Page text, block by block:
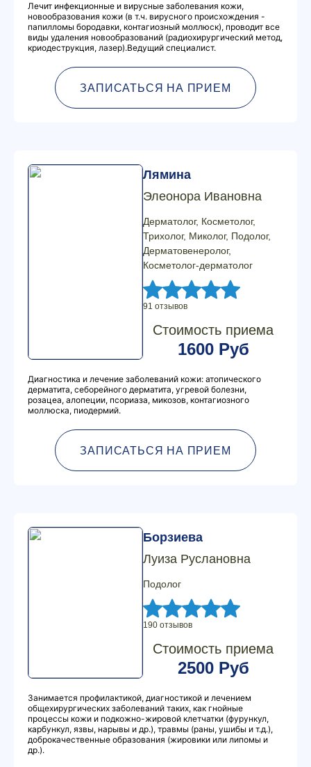
Лечит инфекционные и вирусные заболевания кожи,
новообразования кожи (в т.ч. вирусного происхождения -
папилломы бородавки, контагиозный моллюск), проводит все
виды удаления новообразований (радиохирургический метод,
криодеструкция, лазер).Ведущий специалист.
ЗАПИСАТЬСЯ НА ПРИЕМ
Лямина
Элеонора Ивановна
Дерматолог, Косметолог,
Трихолог, Миколог, Подолог,
Дерматовенеролог,
Косметолог-дерматолог
91 отзывов
Стоимость приема
1600 Руб
Диагностика и лечение заболеваний кожи: атопического
дерматита, себорейного дерматита, угревой болезни,
розацеа, алопеции, псориаза, микозов, контагиозного
моллюска, пиодермий.
ЗАПИСАТЬСЯ НА ПРИЕМ
Борзиева
Луиза Руслановна
Подолог
190 отзывов
Стоимость приема
2500 Руб
Занимается профилактикой, диагностикой и лечением
общехирургических заболеваний таких, как гнойные
процессы кожи и подкожно-жировой клетчатки (фурункул,
карбункул, язвы, нарывы и др.), травмы (раны, ушибы и т.д.),
доброкачественные образования (жировики или липомы и
др.).